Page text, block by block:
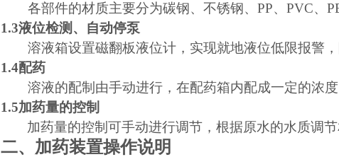
各部件的材质主要分为碳钢、 不锈钢、 PP、PVC、
1.3液位检测、自动停泵
溶液箱设置磁翻板液位计，实现就地液位低限报警，
1.4配药
溶液的配制由手动进行，在配药箱内配成一定的浓
1.5加药量的控制
加药量的控制可手动进行调节，根据原水的水质调
二、加药装置操作说明